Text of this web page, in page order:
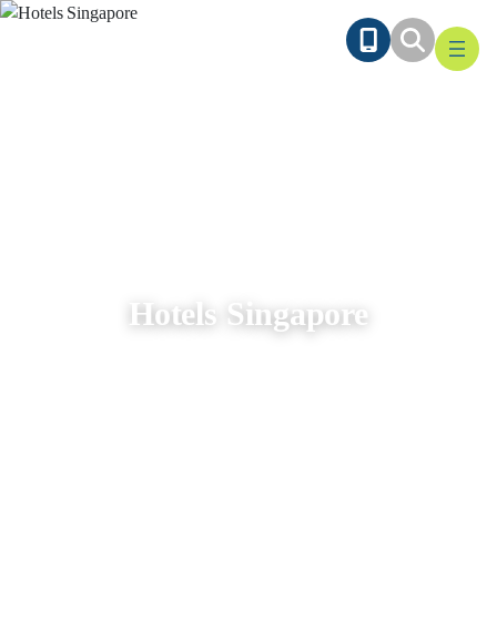
Ga
Hotels Singapore